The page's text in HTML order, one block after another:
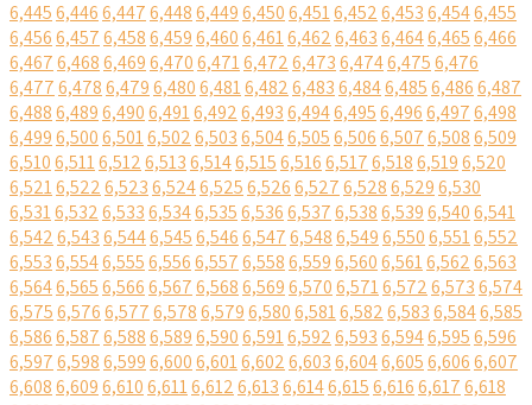
6,4456,4466,4476,4486,4496,4506,4516,4526,4536,4546,455
6,4566,4576,4586,4596,4606,4616,4626,4636,4646,4656,466
6,4676,4686,4696,4706,4716,4726,4736,4746,4756,476
6,4776,4786,4796,4806,4816,4826,4836,4846,4856,4866,487
6,4886,4896,4906,4916,4926,4936,4946,4956,4966,4976,498
6,4996,5006,5016,5026,5036,5046,5056,5066,5076,5086,509
6,5106,5116,5126,5136,5146,5156,5166,5176,5186,5196,520
6,5216,5226,5236,5246,5256,5266,5276,5286,5296,530
6,5316,5326,5336,5346,5356,5366,5376,5386,5396,5406,541
6,5426,5436,5446,5456,5466,5476,5486,5496,5506,5516,552
6,5536,5546,5556,5566,5576,5586,5596,5606,5616,5626,563
6,5646,5656,5666,5676,5686,5696,5706,5716,5726,5736,574
6,5756,5766,5776,5786,5796,5806,5816,5826,5836,5846,585
6,5866,5876,5886,5896,5906,5916,5926,5936,5946,5956,596
6,5976,5986,5996,6006,6016,6026,6036,6046,6056,6066,607
6,6086,6096,6106,6116,6126,6136,6146,6156,6166,6176,618